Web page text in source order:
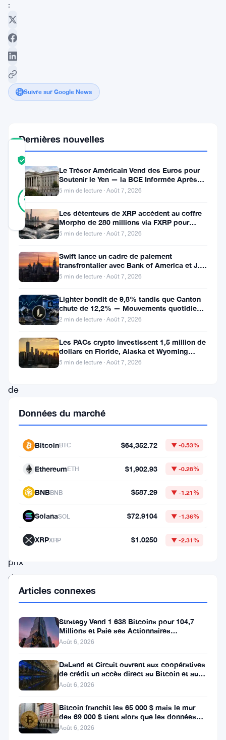
:
Suivre sur Google News
COMMUNITY
SCORE
87
Vérifié
45
Mis à jour 2 ans il y a
monde
effréné
trading
cryptomonnaies,
de
collective
autant
montée
prix
du
Bitcoin.
que
l’actif
premier
monde
dirige
Dernières nouvelles
Le Trésor Américain Vend des Euros pour
Soutenir le Yen — la BCE Informée Après
Coup
5 min de lecture · Août 7, 2026
Les détenteurs de XRP accèdent au coffre
Morpho de 280 millions via FXRP pour
emprunter des RLUSD
5 min de lecture · Août 7, 2026
Swift lance un cadre de paiement
transfrontalier avec Bank of America et J.P.
Morgan dans 25 pays
5 min de lecture · Août 7, 2026
Lighter bondit de 9,8% tandis que Canton
chute de 12,2% — Mouvements quotidiens
du 7 août
2 min de lecture · Août 7, 2026
Les PACs crypto investissent 1,5 million de
dollars en Floride, Alaska et Wyoming
après un revers au Michigan
5 min de lecture · Août 7, 2026
Données du marché
BitcoinBTC $64,352.72 ▼ -0.53%
EthereumETH $1,902.93 ▼ -0.28%
BNBBNB $587.29 ▼ -1.21%
SolanaSOL $72.9104 ▼ -1.36%
XRPXRP $1.0250 ▼ -2.31%
Articles connexes
Strategy Vend 1 638 Bitcoins pour 104,7
Millions et Paie ses Actionnaires
Privilégiés
Août 6, 2026
DaLand et Circuit ouvrent aux coopératives
de crédit un accès direct au Bitcoin et aux
actifs numériques
Août 6, 2026
Bitcoin franchit les 65 000 $ mais le mur
des 69 000 $ tient alors que les données
sur l’emploi se profilent
Août 6, 2026